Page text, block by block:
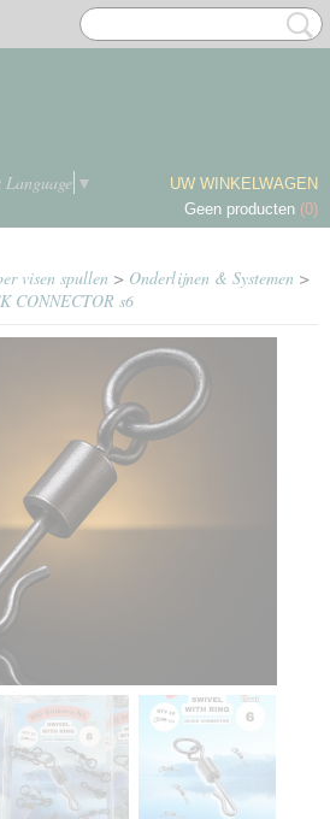
Language ▼
UW WINKELWAGEN
Geen producten (0)
visen spullen > Onderlijnen & Systemen >
CONNECTOR s6